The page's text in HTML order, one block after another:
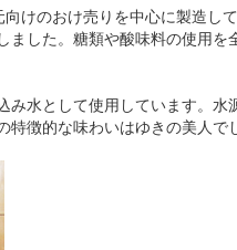
けのおけ売りを中心に製造し
した。糖類や酸味料の使用
水として使用しています。
徴的な味わいはゆきの美人で